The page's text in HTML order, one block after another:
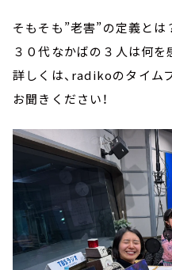
そもそも”老害”の定義とは
３０代なかばの３人は何を
詳しくは、radikoのタイム
お聞きください！